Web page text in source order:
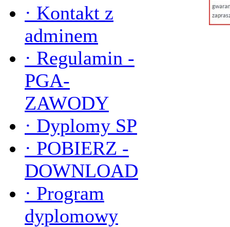
· Kontakt z
adminem
· Regulamin -
PGA-
ZAWODY
· Dyplomy SP
· POBIERZ -
DOWNLOAD
· Program
dyplomowy